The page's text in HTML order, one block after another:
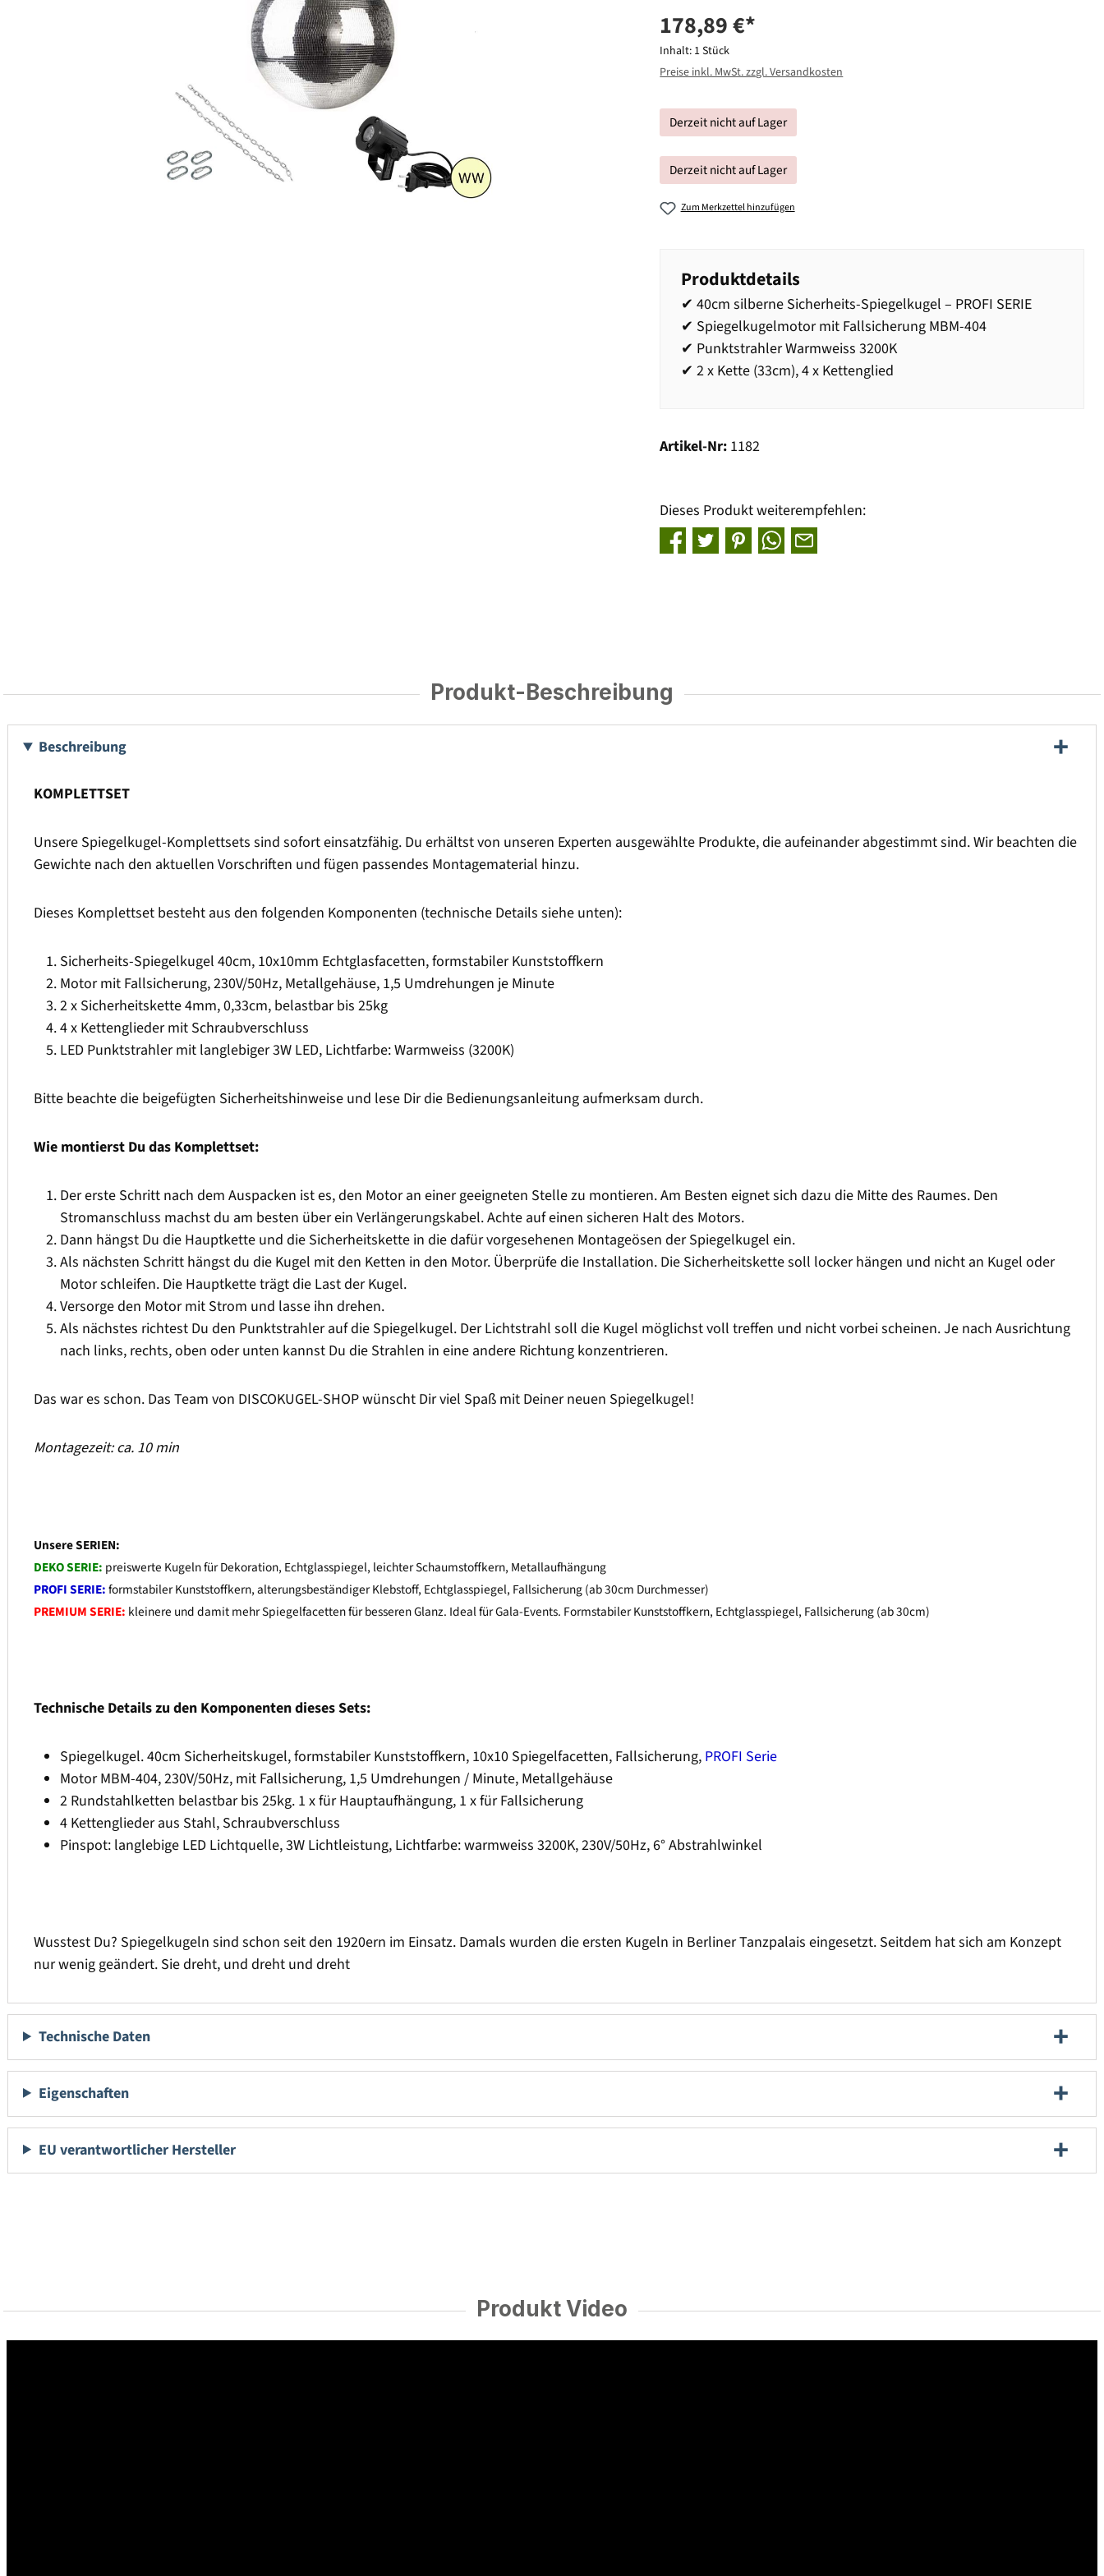
178,89 €*
Inhalt: 1 Stück
Preise inkl. MwSt. zzgl. Versandkosten
Derzeit nicht auf Lager
Derzeit nicht auf Lager
Zum Merkzettel hinzufügen
Produktdetails
✔ 40cm silberne Sicherheits-Spiegelkugel – PROFI SERIE
✔ Spiegelkugelmotor mit Fallsicherung MBM-404
✔ Punktstrahler Warmweiss 3200K
✔ 2 x Kette (33cm), 4 x Kettenglied
Artikel-Nr: 1182
Dieses Produkt weiterempfehlen:
Produkt-Beschreibung
Beschreibung
KOMPLETTSET
Unsere Spiegelkugel-Komplettsets sind sofort einsatzfähig. Du erhältst von unseren Experten ausgewählte Produkte, die aufeinander abgestimmt sind. Wir beachten die
Gewichte nach den aktuellen Vorschriften und fügen passendes Montagematerial hinzu.
Dieses Komplettset besteht aus den folgenden Komponenten (technische Details siehe unten):
Sicherheits-Spiegelkugel 40cm, 10x10mm Echtglasfacetten, formstabiler Kunststoffkern
Motor mit Fallsicherung, 230V/50Hz, Metallgehäuse, 1,5 Umdrehungen je Minute
2 x Sicherheitskette 4mm, 0,33cm, belastbar bis 25kg
4 x Kettenglieder mit Schraubverschluss
LED Punktstrahler mit langlebiger 3W LED, Lichtfarbe: Warmweiss (3200K)
Bitte beachte die beigefügten Sicherheitshinweise und lese Dir die Bedienungsanleitung aufmerksam durch.
Wie montierst Du das Komplettset:
Der erste Schritt nach dem Auspacken ist es, den Motor an einer geeigneten Stelle zu montieren. Am Besten eignet sich dazu die Mitte des Raumes. Den
Stromanschluss machst du am besten über ein Verlängerungskabel. Achte auf einen sicheren Halt des Motors.
Dann hängst Du die Hauptkette und die Sicherheitskette in die dafür vorgesehenen Montageösen der Spiegelkugel ein.
Als nächsten Schritt hängst du die Kugel mit den Ketten in den Motor. Überprüfe die Installation. Die Sicherheitskette soll locker hängen und nicht an Kugel oder
Motor schleifen. Die Hauptkette trägt die Last der Kugel.
Versorge den Motor mit Strom und lasse ihn drehen.
Als nächstes richtest Du den Punktstrahler auf die Spiegelkugel. Der Lichtstrahl soll die Kugel möglichst voll treffen und nicht vorbei scheinen. Je nach Ausrichtung
nach links, rechts, oben oder unten kannst Du die Strahlen in eine andere Richtung konzentrieren.
Das war es schon. Das Team von DISCOKUGEL-SHOP wünscht Dir viel Spaß mit Deiner neuen Spiegelkugel!
Montagezeit: ca. 10 min
Unsere SERIEN:
DEKO SERIE: preiswerte Kugeln für Dekoration, Echtglasspiegel, leichter Schaumstoffkern, Metallaufhängung
PROFI SERIE:formstabiler Kunststoffkern, alterungsbeständiger Klebstoff, Echtglasspiegel, Fallsicherung (ab 30cm Durchmesser)
PREMIUM SERIE: kleinere und damit mehr Spiegelfacetten für besseren Glanz. Ideal für Gala-Events. Formstabiler Kunststoffkern, Echtglasspiegel, Fallsicherung (ab 30cm)
Technische Details zu den Komponenten dieses Sets:
Spiegelkugel. 40cm Sicherheitskugel, formstabiler Kunststoffkern, 10x10 Spiegelfacetten, Fallsicherung, PROFI Serie
Motor MBM-404, 230V/50Hz, mit Fallsicherung, 1,5 Umdrehungen / Minute, Metallgehäuse
2 Rundstahlketten belastbar bis 25kg. 1 x für Hauptaufhängung, 1 x für Fallsicherung
4 Kettenglieder aus Stahl, Schraubverschluss
Pinspot: langlebige LED Lichtquelle, 3W Lichtleistung, Lichtfarbe: warmweiss 3200K, 230V/50Hz, 6° Abstrahlwinkel
Wusstest Du? Spiegelkugeln sind schon seit den 1920ern im Einsatz. Damals wurden die ersten Kugeln in Berliner Tanzpalais eingesetzt. Seitdem hat sich am Konzept
nur wenig geändert. Sie dreht, und dreht und dreht
Technische Daten
Eigenschaften
EU verantwortlicher Hersteller
Produkt Video